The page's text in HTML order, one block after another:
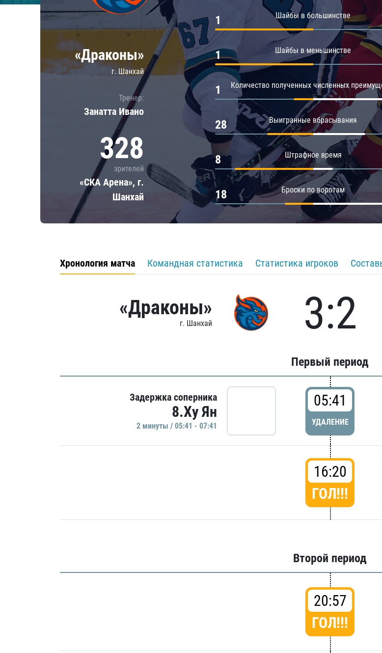
Локомотив
Шанхайские Драконы
Амур
Барыс
Салават Юлаев
«Драконы»
г. Шанхай
Тренер:
Занатта Иванo
328
зрителей
«СКА Арена», г.
Шанхай
Шайбы в большинстве
1
Шайбы в меньшинстве
1
Количество полученных численных
1
Выигранные вбрасывания
28
Штрафное время
8
Броски по воротам
18
Хронология матча Командная статистика Статистика игроков
«Драконы»
г. Шанхай 3:2
Первый период
Задержка соперника
8.Ху Ян
2 минуты / 05:41 - 07:41
05:41
УДАЛЕНИЕ
16:20
ГОЛ!!!
Второй период
20:57
ГОЛ!!!